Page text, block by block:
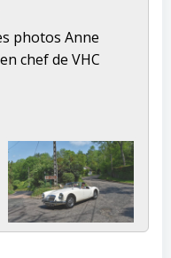
photos Anne
chef de VHC